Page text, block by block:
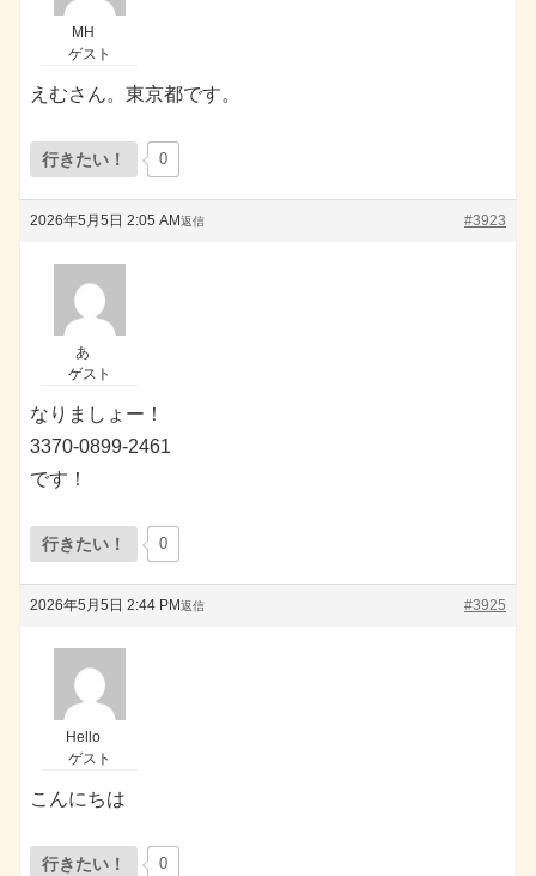
MH
ゲスト
えむさん。東京都です。
行きたい！ 0
2026年5月5日 2:05 AM #3923
返信
あ
ゲスト
なりましょー！
3370-0899-2461
です！
行きたい！ 0
2026年5月5日 2:44 PM #3925
返信
Hello
ゲスト
こんにちは
行きたい！ 0